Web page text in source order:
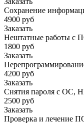
Сохранение
4900 руб
Заказать
Нештатные работы с
1800 руб
Заказать
4200 руб
Заказать
Снятия пароля с OC,
2500 руб
Заказать
Проверка и лечение